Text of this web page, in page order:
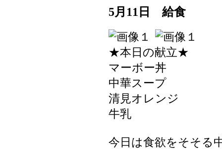
5月11日 給食
★本日の献立★
マーボー丼
中華スープ
清見オレンジ
牛乳
今日は食欲をそそる